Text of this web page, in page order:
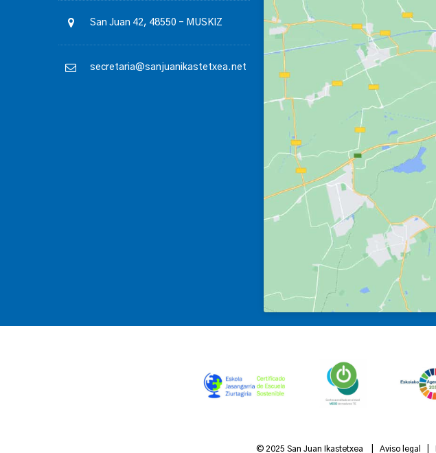
San Juan 42, 48550 – MUSKIZ
secretaria@sanjuanikastetxea.net
© 2025 San Juan Ikastetxea | Aviso legal